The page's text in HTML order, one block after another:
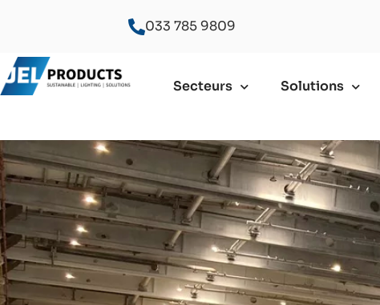
033 785 9809
Secteurs Solutions